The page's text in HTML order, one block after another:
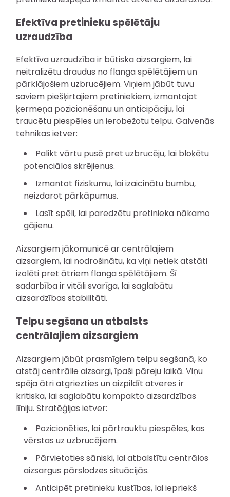
Efektīva pretinieku spēlētāju
uzraudzība
Efektīva uzraudzība ir būtiska aizsargiem, lai
neitralizētu draudus no flanga spēlētājiem un
pārklājošiem uzbrucējiem. Viņiem jābūt tuvu
saviem piešķirtajiem pretiniekiem, izmantojot
ķermeņa pozicionēšanu un anticipāciju, lai
traucētu piespēles un ierobežotu telpu. Galvenās
tehnikas ietver:
Palikt vārtu pusē pret uzbrucēju, lai bloķētu
potenciālos skrējienus.
Izmantot fiziskumu, lai izaicinātu bumbu,
neizdarot pārkāpumus.
Lasīt spēli, lai paredzētu pretinieka nākamo
gājienu.
Aizsargiem jākomunicē ar centrālajiem
aizsargiem, lai nodrošinātu, ka viņi netiek atstāti
izolēti pret ātriem flanga spēlētājiem. Šī
sadarbība ir vitāli svarīga, lai saglabātu
aizsardzības stabilitāti.
Telpu segšana un atbalsts
centrālajiem aizsargiem
Aizsargiem jābūt prasmīgiem telpu segšanā, ko
atstāj centrālie aizsargi, īpaši pāreju laikā. Viņu
spēja ātri atgriezties un aizpildīt atveres ir
kritiska, lai saglabātu kompakto aizsardzības
līniju. Stratēģijas ietver:
Pozicionēties, lai pārtrauktu piespēles, kas
vērstas uz uzbrucējiem.
Pārvietoties sāniski, lai atbalstītu centrālos
aizsargus pārslodzes situācijās.
Anticipēt pretinieku kustības, lai iepriekš